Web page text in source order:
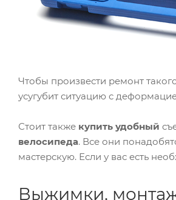
Чтобы произвести ремонт
усугубит ситуацию с
Стоит также купить удобный
велосипеда. Все они
мастерскую. Если у вас есть
Выжимки,